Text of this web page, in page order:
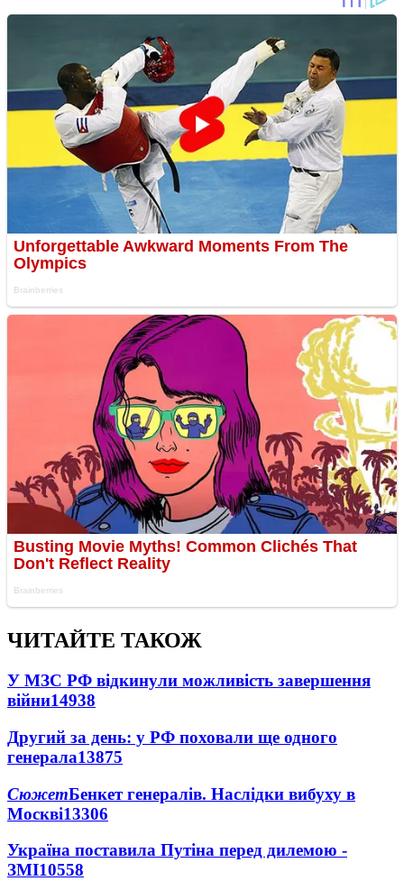
ЧИТАЙТЕ ТАКОЖ
У МЗС РФ відкинули можливість завершення
війни14938
Другий за день: у РФ поховали ще одного
генерала13875
СюжетБенкет генералів. Наслідки вибуху в
Москві13306
Україна поставила Путіна перед дилемою -
ЗМІ10558